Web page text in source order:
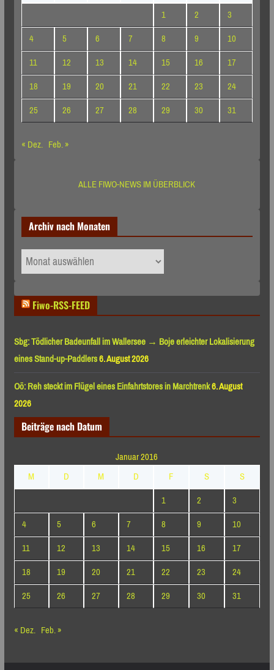
1
2
3
4
5 6 7 8 9
10
11
12 13 14 15 16
17
18
19 20 21 22 23
24
25
26 27 28 29 30
31
« Dez. Feb. »
ALLE FIWO-NEWS IM ÜBERBLICK
Archiv nach Monaten
Archiv
nach
Fiwo-RSS-FEED
Sbg: Tödlicher Badeunfall im Wallersee → Boje erleichter Lokalisierung
eines Stand-up-Paddlers6. August 2026
Oö: Reh steckt im Flügel eines Einfahrtstores in Marchtrenk6. August
2026
Beiträge nach Datum
Januar 2016
M
D M D F S
S
1
2
3
4
5 6 7 8 9
10
11
12 13 14 15 16
17
18
19 20 21 22 23
24
25
26 27 28 29 30
31
« Dez. Feb. »